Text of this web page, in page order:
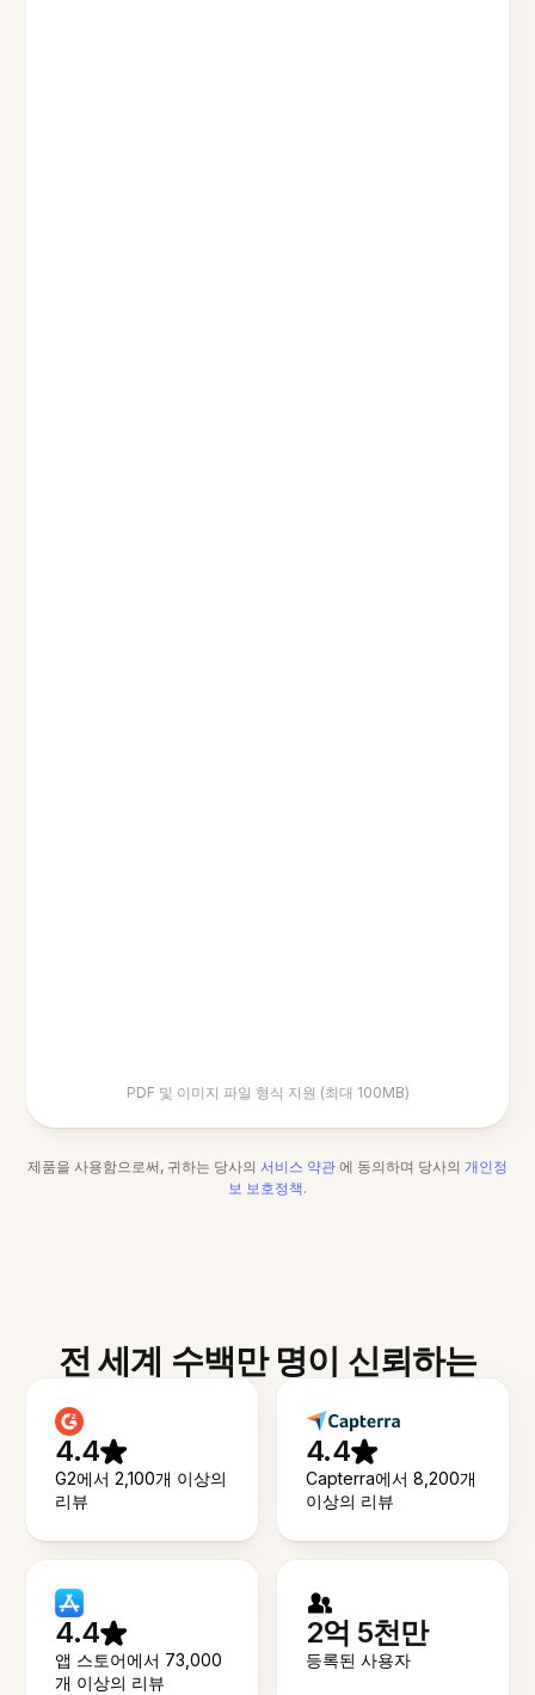
PDF 및 이미지 파일 형식 지원 (최대 100MB)
제품을 사용함으로써, 귀하는 당사의 서비스 약관 에 동의하며 당사의 개인정
보 보호정책.
전 세계 수백만 명이 신뢰하는
4.4
G2에서 2,100개 이상의
리뷰
4.4
Capterra에서 8,200개
이상의 리뷰
4.4
앱 스토어에서 73,000
개 이상의 리뷰
2억 5천만
등록된 사용자